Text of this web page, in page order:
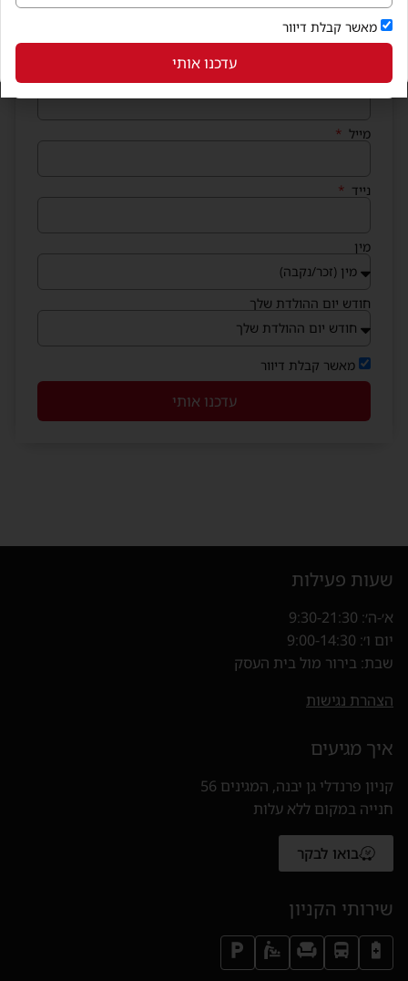
הצטרפו למועדון החברים
וקבלו בחינם קופונים שווים לנייד
מייל
נייד
מין
חודש יום ההולדת שלך
מאשר קבלת דיוור
עדכנו אותי
שעות פעילות
א׳-ה׳: 9:30-21:30
יום ו׳: 9:00-14:30
שבת: בירור מול בית העסק
הצהרת נגישות
איך מגיעים
קניון פרנדלי גן יבנה, המגינים 56
חנייה במקום ללא עלות
בואו לבקר
(נפתח בחלון חדש)
שירותי הקניון
מאשר קבלת דיוור
עדכנו אותי